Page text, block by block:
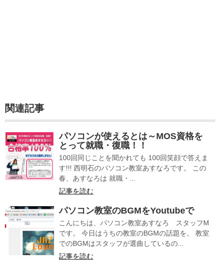
関連記事
パソコンが使えるとは～MOS資格を
とって就職・復職！！
100回同じことを聞かれても 100回笑顔で答えま
す!!! 西明石のパソコン教室あすなろです。 この
春、あすなろは 就職・...
記事を読む
パソコン教室のBGMをYoutubeで
こんにちは、パソコン教室あすなろ スタッフM
です。 今日はうちの教室のBGMの話題を。 教室
でのBGMはスタッフが選曲しているの...
記事を読む